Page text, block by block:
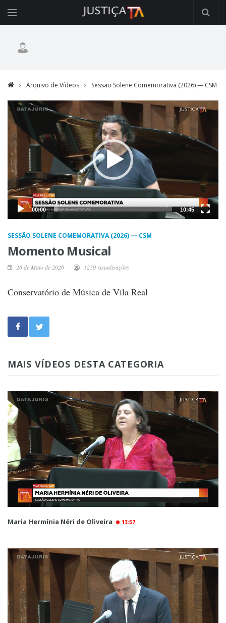
Arquivo de Vídeos Sessão Solene Comemorativa (2026) — CSM
Video
Player
00:00 10:45
SESSÃO SOLENE COMEMORATIVA (2026) — CSM
Momento Musical
26 de Maio de 2026 1250 visualizações
Conservatório de Música de Vila Real
MAIS VÍDEOS DESTA CATEGORIA
Maria Hermínia Néri de Oliveira 13:57